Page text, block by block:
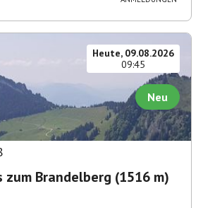
Heute, 09.08.2026
09:45
Neu
Brandelberg (1516 m)